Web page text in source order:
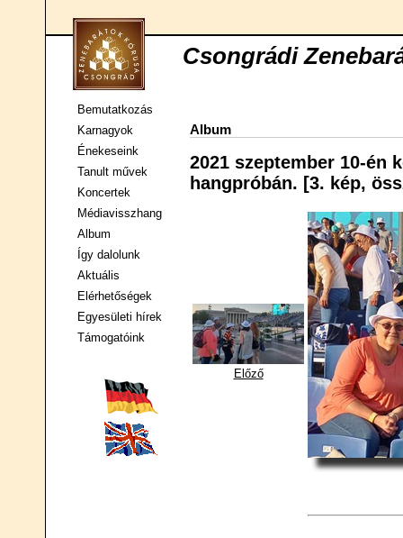
Csongrádi
Bemutatkozás
Karnagyok
Énekeseink
Tanult művek
Koncertek
Médiavisszhang
Album
Így dalolunk
Aktuális
Elérhetőségek
Egyesületi hírek
Támogatóink
Album
2021 szeptember 10-én
hangpróbán. [3. kép,
Előző